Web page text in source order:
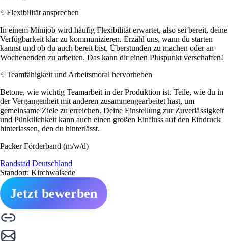
✨Flexibilität ansprechen
In einem Minijob wird häufig Flexibilität erwartet, also sei bereit, deine
Verfügbarkeit klar zu kommunizieren. Erzähl uns, wann du starten
kannst und ob du auch bereit bist, Überstunden zu machen oder an
Wochenenden zu arbeiten. Das kann dir einen Pluspunkt verschaffen!
✨Teamfähigkeit und Arbeitsmoral hervorheben
Betone, wie wichtig Teamarbeit in der Produktion ist. Teile, wie du in
der Vergangenheit mit anderen zusammengearbeitet hast, um
gemeinsame Ziele zu erreichen. Deine Einstellung zur Zuverlässigkeit
und Pünktlichkeit kann auch einen großen Einfluss auf den Eindruck
hinterlassen, den du hinterlässt.
Packer Förderband (m/w/d)
Randstad Deutschland
Standort: Kirchwalsede
Jetzt bewerben